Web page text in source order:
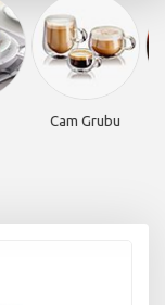
Endüstriyel